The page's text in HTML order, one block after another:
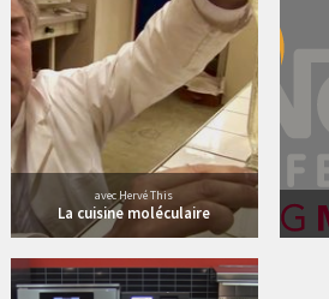
avec Hervé This
La cuisine moléculaire
12 vidéos